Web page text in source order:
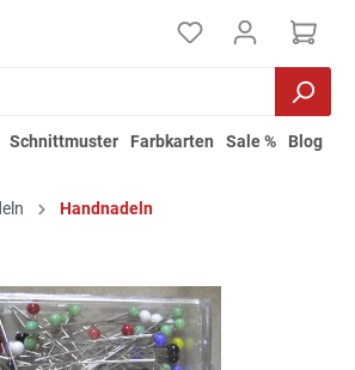
Schnittmuster Farbkarten Sale % Blog
Handnadeln